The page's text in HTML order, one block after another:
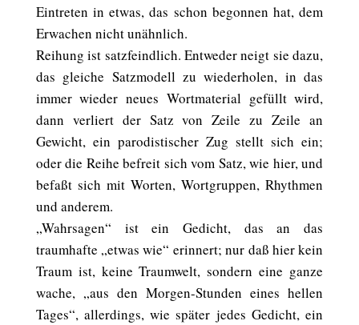
Eintreten in etwas, das schon begonnen hat, dem
Erwachen nicht unähnlich.
Reihung ist satzfeindlich. Entweder neigt sie dazu,
das gleiche Satzmodell zu wiederholen, in das
immer wieder neues Wortmaterial gefüllt wird,
dann verliert der Satz von Zeile zu Zeile an
Gewicht, ein parodistischer Zug stellt sich ein;
oder die Reihe befreit sich vom Satz, wie hier, und
befaßt sich mit Worten, Wortgruppen, Rhythmen
und anderem.
„Wahrsagen“ ist ein Gedicht, das an das
traumhafte „etwas wie“ erinnert; nur daß hier kein
Traum ist, keine Traumwelt, sondern eine ganze
wache, „aus den Morgen-Stunden eines hellen
Tages“, allerdings, wie später jedes Gedicht, ein